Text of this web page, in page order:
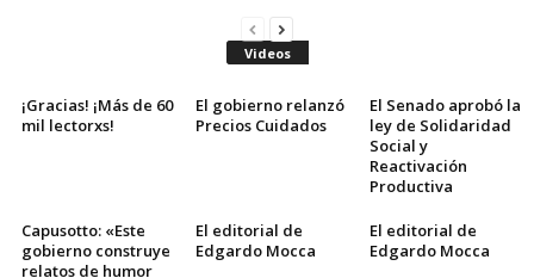
Videos
¡Gracias! ¡Más de 60
mil lectorxs!
El gobierno relanzó
Precios Cuidados
El Senado aprobó la
ley de Solidaridad
Social y
Reactivación
Productiva
Capusotto: «Este
gobierno construye
relatos de humor
El editorial de
Edgardo Mocca
El editorial de
Edgardo Mocca